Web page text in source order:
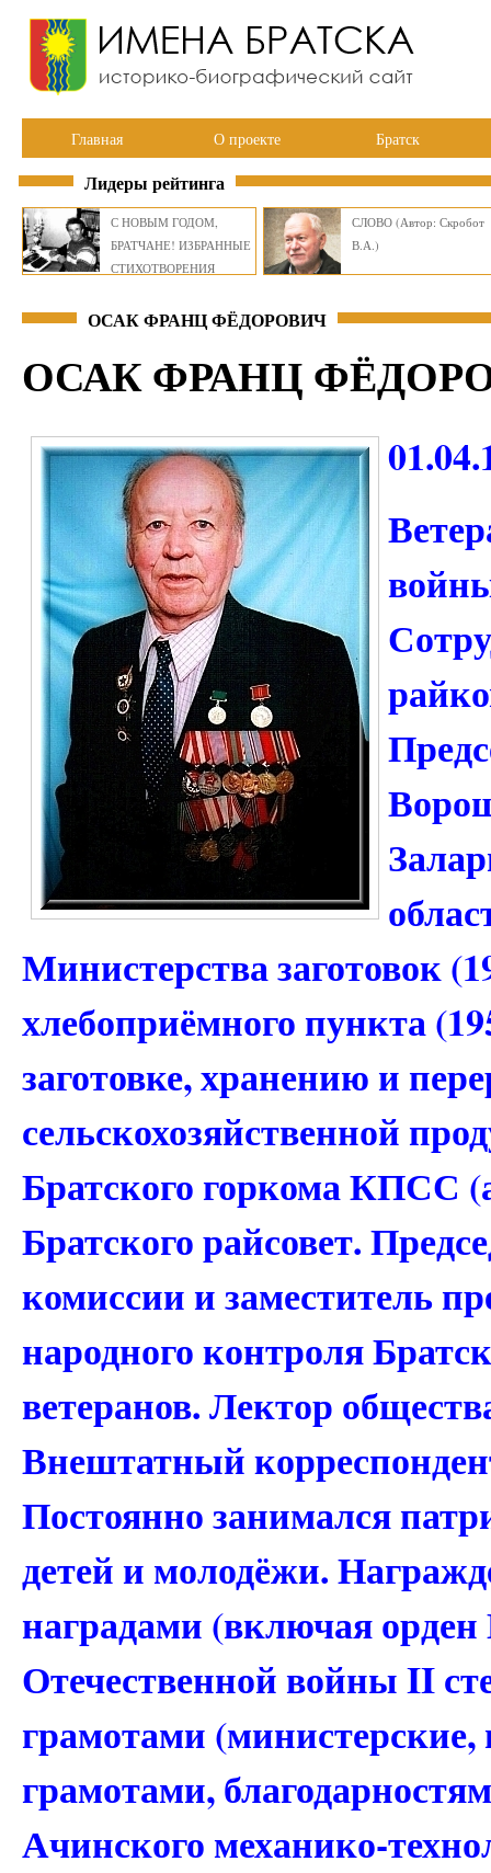
Главная О проекте Братск
Лидеры рейтинга
С НОВЫМ ГОДОМ,
БРАТЧАНЕ! ИЗБРАННЫЕ
СТИХОТВОРЕНИЯ
СЛОВО (Автор: Скробот
В.А.)
ОСАК ФРАНЦ ФЁДОРОВИЧ
ОСАК ФРАНЦ
Министерства заготовок
хлебоприёмного пункта
заготовке, хранению и
сельскохозяйственной
Братского горкома КПСС
Братского райсовет.
комиссии и заместитель
народного контроля
ветеранов. Лектор
Внештатный
Постоянно занимался
детей и молодёжи.
наградами (включая
Отечественной войны II
грамотами
грамотами,
Ачинского механико-